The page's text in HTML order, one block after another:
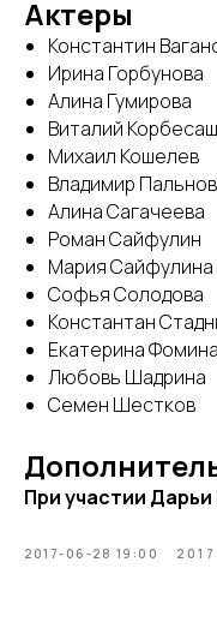
Актеры
Константин
Ирина Горбунова
Алина Гумирова
Виталий
Михаил Кошелев
Владимир Пальнов
Алина Сагачеева
Роман Сайфулин
Мария Сайфулина
Софья Солодова
Константан
Екатерина Фомина
Любовь Шадрина
Семен Шестков
При участии
2017-06-28 19:00 2017